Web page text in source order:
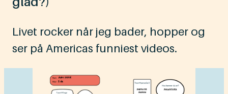
Livet rocker når jeg bader, hopper og
ser på Americas funniest videos.